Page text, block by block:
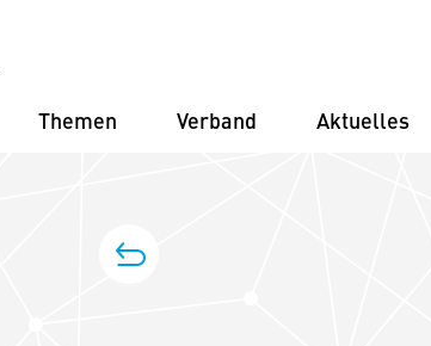
Themen Verband Aktuelles